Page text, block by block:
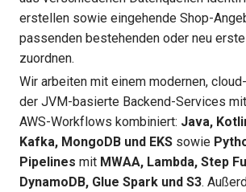
erstellen sowie eingehende Shop-
passenden bestehenden oder neu
zuordnen.
Wir arbeiten mit einem modernen,
der JVM-basierte Backend-Services
AWS-Workflows kombiniert: Java,
Kafka, MongoDB und EKS sowie
Pipelines mit MWAA, Lambda, Step
DynamoDB, Glue Spark und S3.